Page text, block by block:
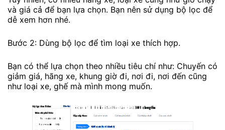
và giá cả để bạn lựa chọn. Bạn nên sử dụng bộ lọc để
dễ xem hơn nhé.
Bước 2: Dùng bộ lọc để tìm loại xe thích hợp.
Bạn có thể lựa chọn theo nhiều tiêu chí như: Chuyến có
giảm giá, hãng xe, khung giờ đi, nơi đi, nơi đến cũng
như loại xe, ghế mà mình mong muốn.